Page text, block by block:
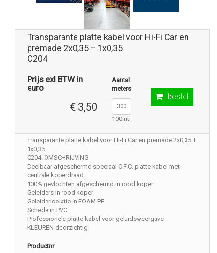
Transparante platte kabel voor Hi-Fi Car en
premade 2x0,35 + 1x0,35
C204
Prijs exl BTW in
euro
€ 3,50
Aantal
meters
100mtr
bestel
Transparante platte kabel voor Hi-Fi Car en premade 2x0,35 +
1x0,35
C204. OMSCHRIJVING
Deelbaar afgeschermd speciaal O.F.C. platte kabel met
centrale koperdraad
100% gevlochten afgeschermd in rood koper
Geleiders in rood koper
Geleiderisolatie in FOAM PE
Schede in PVC
Professionele platte kabel voor geluidsweergave
KLEUREN doorzichtig
Productnr